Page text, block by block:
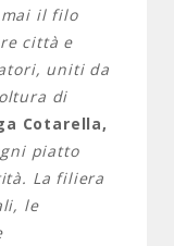
mai il filo
città e
uniti da
di
Cotarella,
piatto
La filiera
le